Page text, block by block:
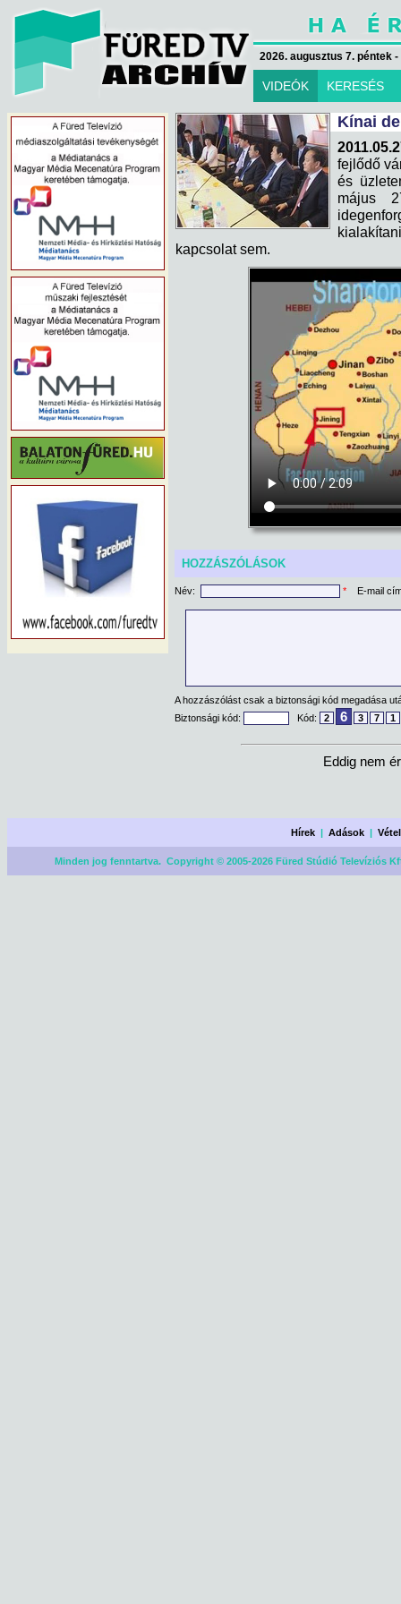
2026. augusztus 7. péntek
VIDEÓK KERESÉS
Kínai
fejlődő
és
május
kapcsolat sem.
HOZZÁSZÓLÁSOK
Név: * E-mail
A hozzászólást csak a biztonsági kód megadása
Biztonsági kód:
Kód: 2 6 3 7 1
Eddig nem
Hírek |Adások |
Minden jog fenntartva. Copyright © 2005-2026 Füred Stúdió Televíziós